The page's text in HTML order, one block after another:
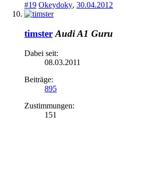
#19 Okeydoky, 30.04.2012
timster Audi A1 Guru
Dabei seit:
08.03.2011
Beiträge:
895
Zustimmungen:
151